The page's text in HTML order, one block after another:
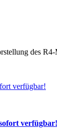
des
verfügbar!